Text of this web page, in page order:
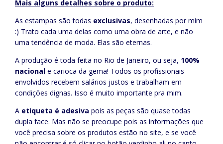
Mais alguns detalhes sobre o produto:
As estampas são todas exclusivas, desenhadas por mim
:) Trato cada uma delas como uma obra de arte, e não
uma tendência de moda. Elas são eternas.
A produção é toda feita no Rio de Janeiro, ou seja, 100%
nacional e carioca da gema! Todos os profissionais
envolvidos recebem salários justos e trabalham em
condições dignas. Isso é muito importante pra mim.
A etiqueta é adesiva pois as peças são quase todas
dupla face. Mas não se preocupe pois as informações que
você precisa sobre os produtos estão no site, e se você